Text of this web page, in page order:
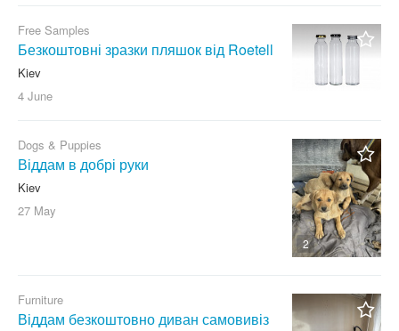
Free Samples
Безкоштовні зразки пляшок від Roetell
Kiev
4 June
2
Dogs & Puppies
Віддам в добрі руки
Kiev
27 May
Furniture
Віддам безкоштовно диван самовивіз